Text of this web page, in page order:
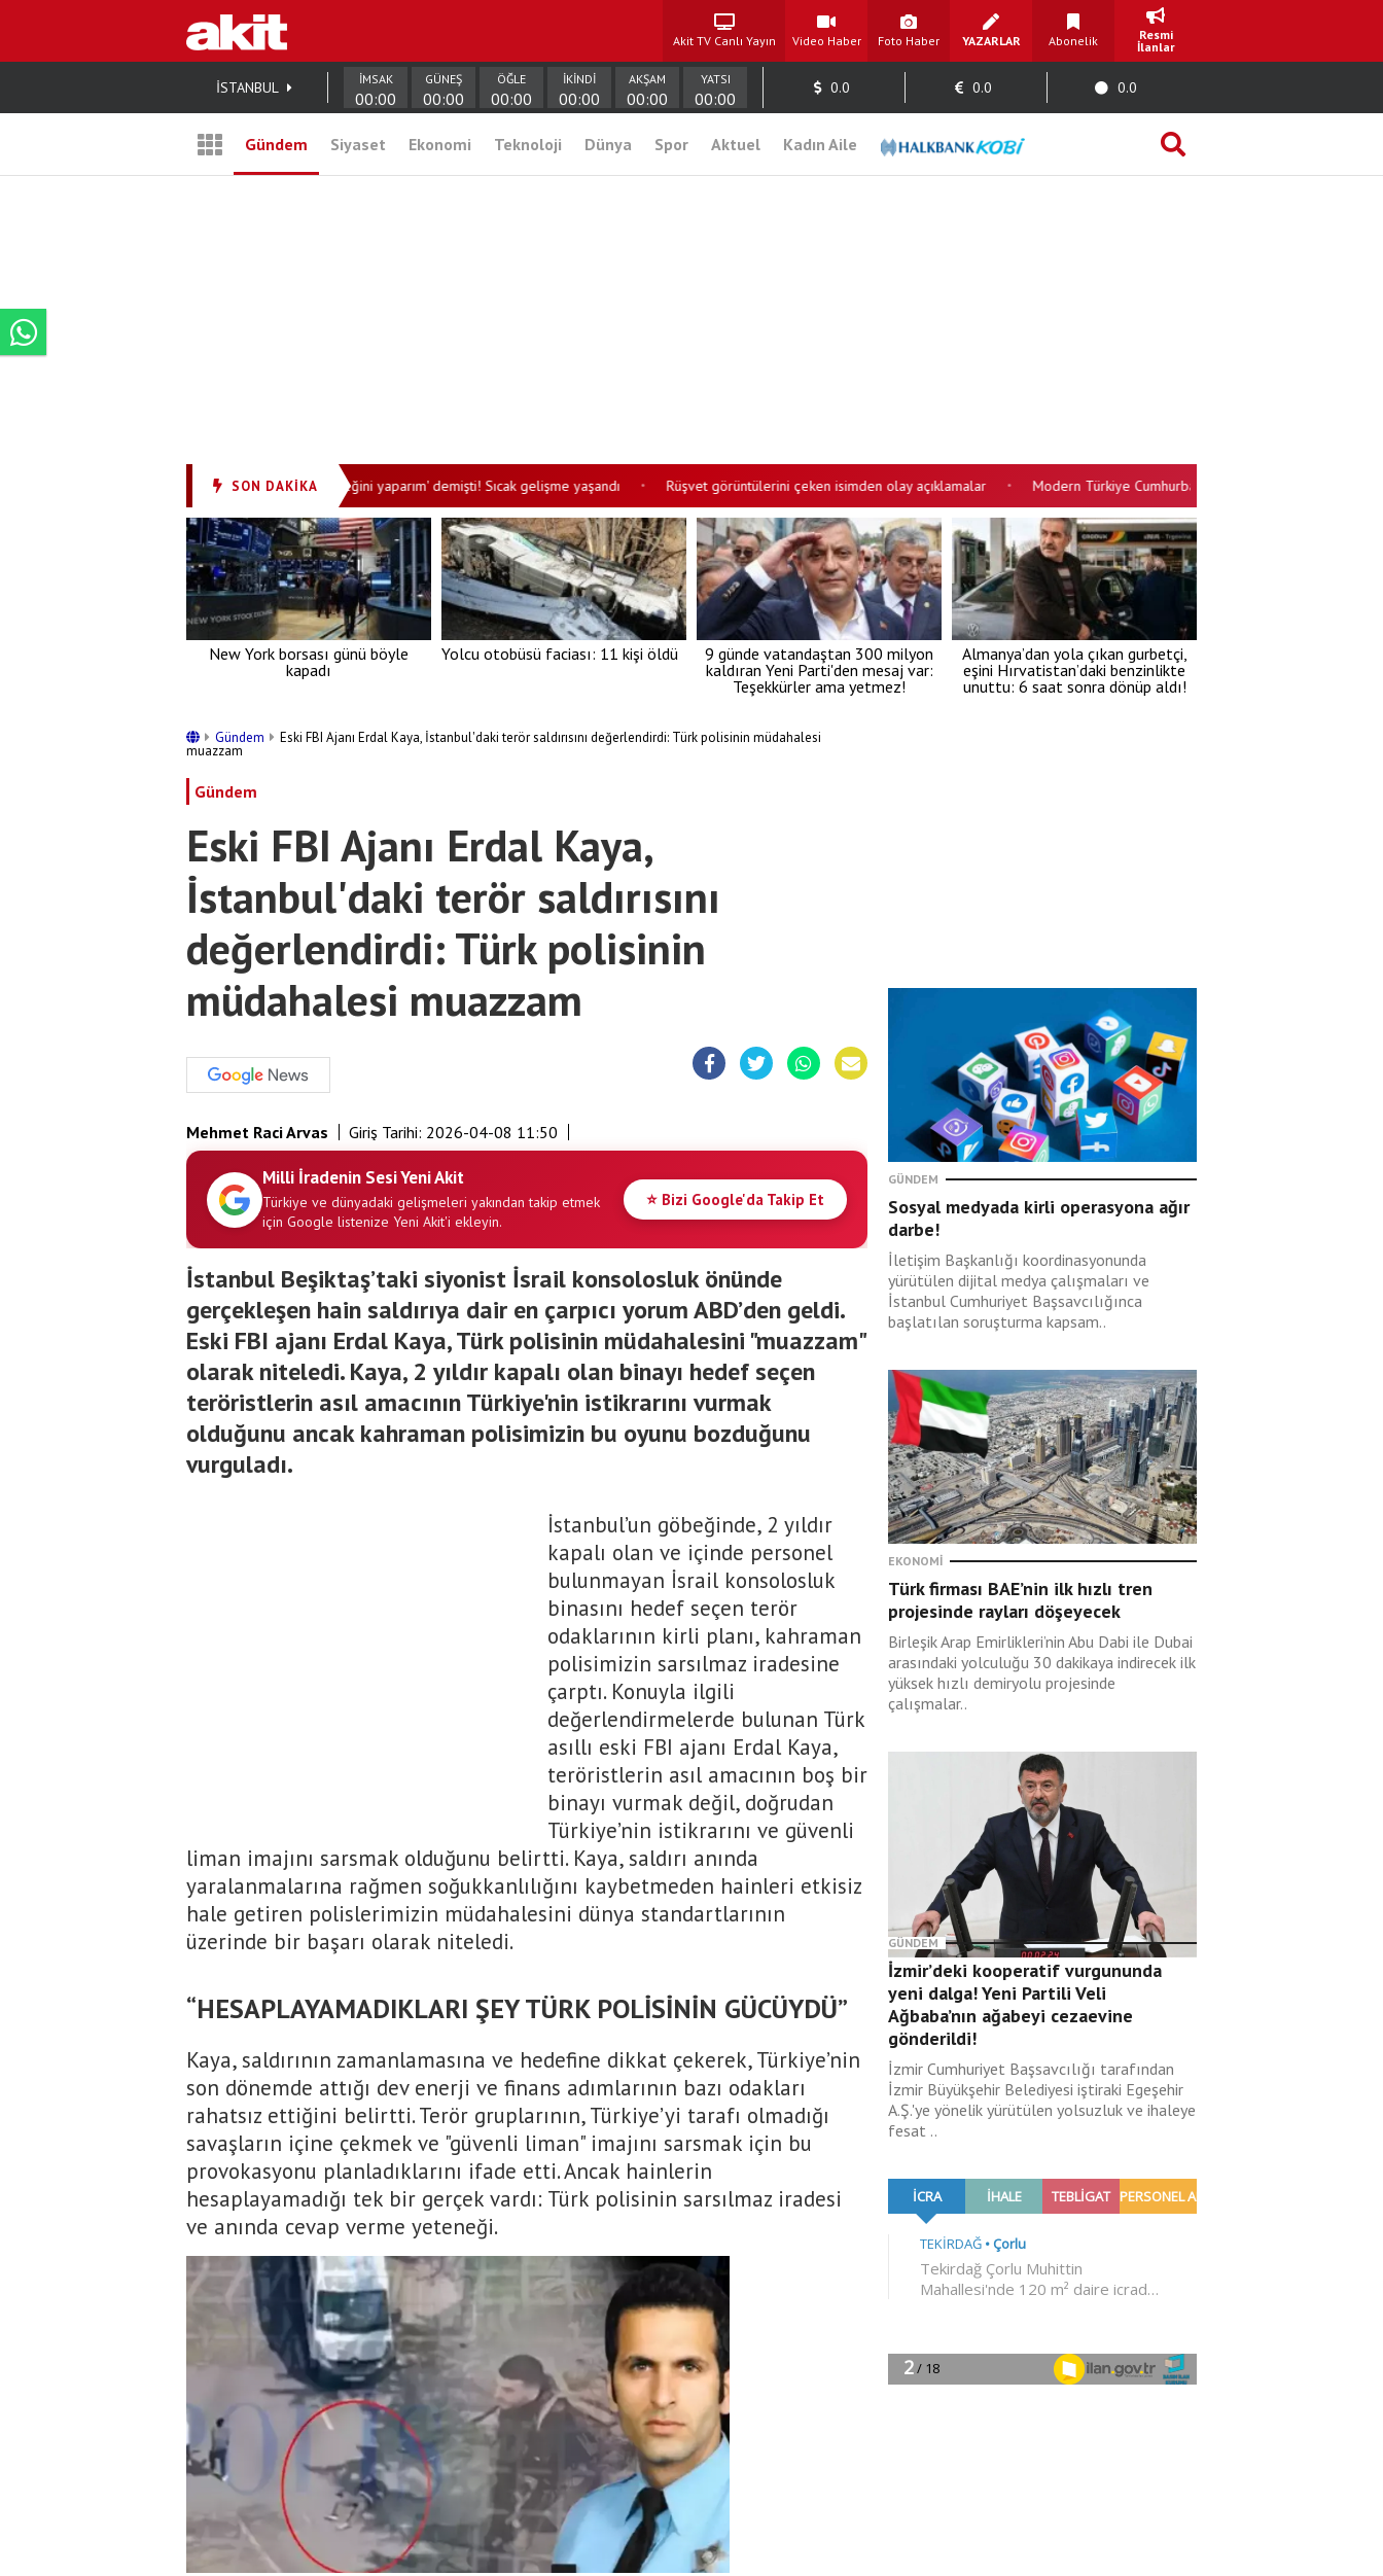
Akit TV Canlı Yayın Video Haber Foto Haber YAZARLAR Abonelik
Resmi
İlanlar
İSTANBUL İMSAK
00:00
GÜNEŞ
00:00
ÖĞLE
00:00
İKİNDİ
00:00
AKŞAM
00:00
YATSI
00:00
0.0 0.0 0.0
Gündem Siyaset Ekonomi Teknoloji Dünya Spor Aktuel Kadın Aile
SON DAKİKA
Aziz Yıldırım 'Devlet yapmazsa ben gereğini yaparım' demişti! Sıcak gelişme yaşandı • Rüşvet görüntülerini çeken isimden olay açıklamalar • Modern Türkiye Cumhurbaşkanımızın eseri
New York borsası günü böyle
kapadı
Yolcu otobüsü faciası: 11 kişi öldü
9 günde vatandaştan 300 milyon
kaldıran Yeni Parti'den mesaj var:
Teşekkürler ama yetmez!
Almanya’dan yola çıkan gurbetçi,
eşini Hırvatistan’daki benzinlikte
unuttu: 6 saat sonra dönüp aldı!
Gündem Eski FBI Ajanı Erdal Kaya, İstanbul'daki terör saldırısını değerlendirdi: Türk polisinin müdahalesi
muazzam
Gündem
Eski FBI Ajanı Erdal Kaya,
İstanbul'daki terör saldırısını
değerlendirdi: Türk polisinin
müdahalesi muazzam
Mehmet Raci Arvas Giriş Tarihi: 2026-04-08 11:50
Milli İradenin Sesi Yeni Akit
Türkiye ve dünyadaki gelişmeleri yakından takip etmek
için Google listenize Yeni Akit'i ekleyin.
⭐ Bizi Google'da Takip Et
İstanbul Beşiktaş’taki siyonist İsrail konsolosluk önünde
gerçekleşen hain saldırıya dair en çarpıcı yorum ABD’den geldi.
Eski FBI ajanı Erdal Kaya, Türk polisinin müdahalesini "muazzam"
olarak niteledi. Kaya, 2 yıldır kapalı olan binayı hedef seçen
teröristlerin asıl amacının Türkiye'nin istikrarını vurmak
olduğunu ancak kahraman polisimizin bu oyunu bozduğunu
vurguladı.
İstanbul’un göbeğinde, 2 yıldır
kapalı olan ve içinde personel
bulunmayan İsrail konsolosluk
binasını hedef seçen terör
odaklarının kirli planı, kahraman
polisimizin sarsılmaz iradesine
çarptı. Konuyla ilgili
değerlendirmelerde bulunan Türk
asıllı eski FBI ajanı Erdal Kaya,
teröristlerin asıl amacının boş bir
binayı vurmak değil, doğrudan
Türkiye’nin istikrarını ve güvenli
liman imajını sarsmak olduğunu belirtti. Kaya, saldırı anında
yaralanmalarına rağmen soğukkanlılığını kaybetmeden hainleri etkisiz
hale getiren polislerimizin müdahalesini dünya standartlarının
üzerinde bir başarı olarak niteledi.
“HESAPLAYAMADIKLARI ŞEY TÜRK POLİSİNİN GÜCÜYDÜ”
Kaya, saldırının zamanlamasına ve hedefine dikkat çekerek, Türkiye’nin
son dönemde attığı dev enerji ve finans adımlarının bazı odakları
rahatsız ettiğini belirtti. Terör gruplarının, Türkiye’yi tarafı olmadığı
savaşların içine çekmek ve "güvenli liman" imajını sarsmak için bu
provokasyonu planladıklarını ifade etti. Ancak hainlerin
hesaplayamadığı tek bir gerçek vardı: Türk polisinin sarsılmaz iradesi
ve anında cevap verme yeteneği.
GÜNDEM
Sosyal medyada kirli operasyona ağır
darbe!
İletişim Başkanlığı koordinasyonunda
yürütülen dijital medya çalışmaları ve
İstanbul Cumhuriyet Başsavcılığınca
başlatılan soruşturma kapsam..
EKONOMI
Türk firması BAE’nin ilk hızlı tren
projesinde rayları döşeyecek
Birleşik Arap Emirlikleri’nin Abu Dabi ile Dubai
arasındaki yolculuğu 30 dakikaya indirecek ilk
yüksek hızlı demiryolu projesinde
çalışmalar..
GÜNDEM
İzmir’deki kooperatif vurgununda
yeni dalga! Yeni Partili Veli
Ağbaba’nın ağabeyi cezaevine
gönderildi!
İzmir Cumhuriyet Başsavcılığı tarafından
İzmir Büyükşehir Belediyesi iştiraki Egeşehir
A.Ş.'ye yönelik yürütülen yolsuzluk ve ihaleye
fesat ..